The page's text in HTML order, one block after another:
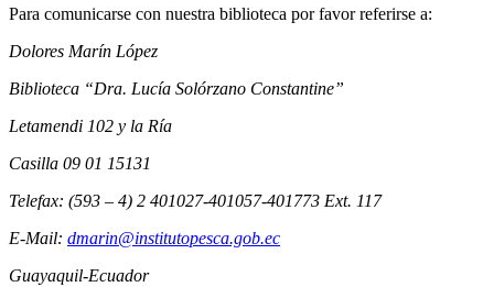
Para comunicarse con nuestra biblioteca por favor referirse a:
Dolores Marín López
Biblioteca “Dra. Lucía Solórzano Constantine”
Letamendi 102 y la Ría
Casilla 09 01 15131
Telefax: (593 – 4) 2 401027-401057-401773 Ext. 117
E-Mail: dmarin@institutopesca.gob.ec
Guayaquil-Ecuador